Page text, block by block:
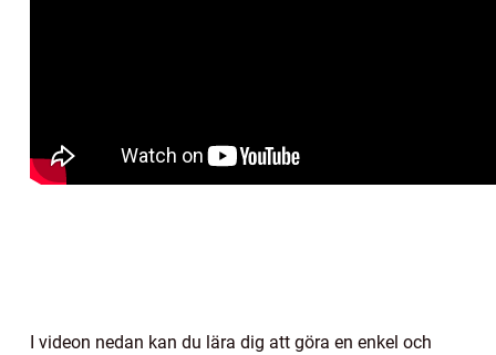
I videon nedan kan du lära dig att göra en enkel och